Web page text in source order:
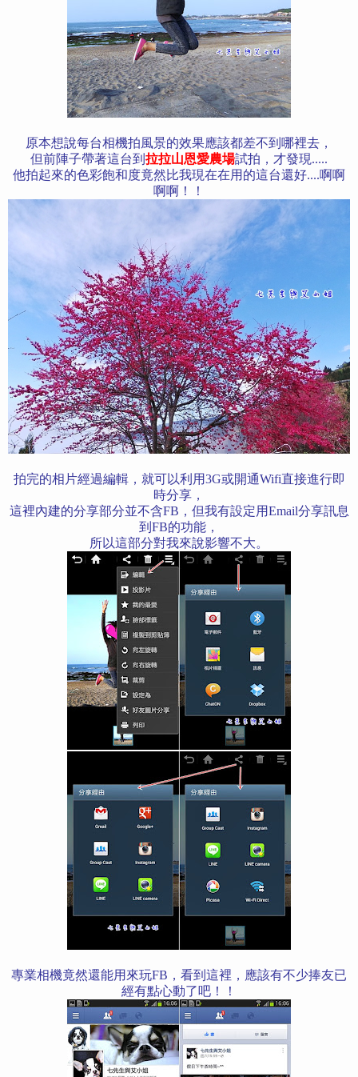
原本想說每台相機拍風景的效果應該都差不到哪裡去，
但前陣子帶著這台到 拉拉山恩愛農場試拍，才發現.....
他拍起來的色彩飽和度竟然比我現在在用的這台還好....啊啊
啊啊！！
拍完的相片經過編輯，就可以利用3G或開通Wifi直接進行即
時分享，
這裡內建的分享部分並不含FB，但我有設定用Email分享訊息
到FB的功能，
所以這部分對我來說影響不大。
專業相機竟然還能用來玩FB，看到這裡， 應該有不少捧友已
經有點心動了吧！！